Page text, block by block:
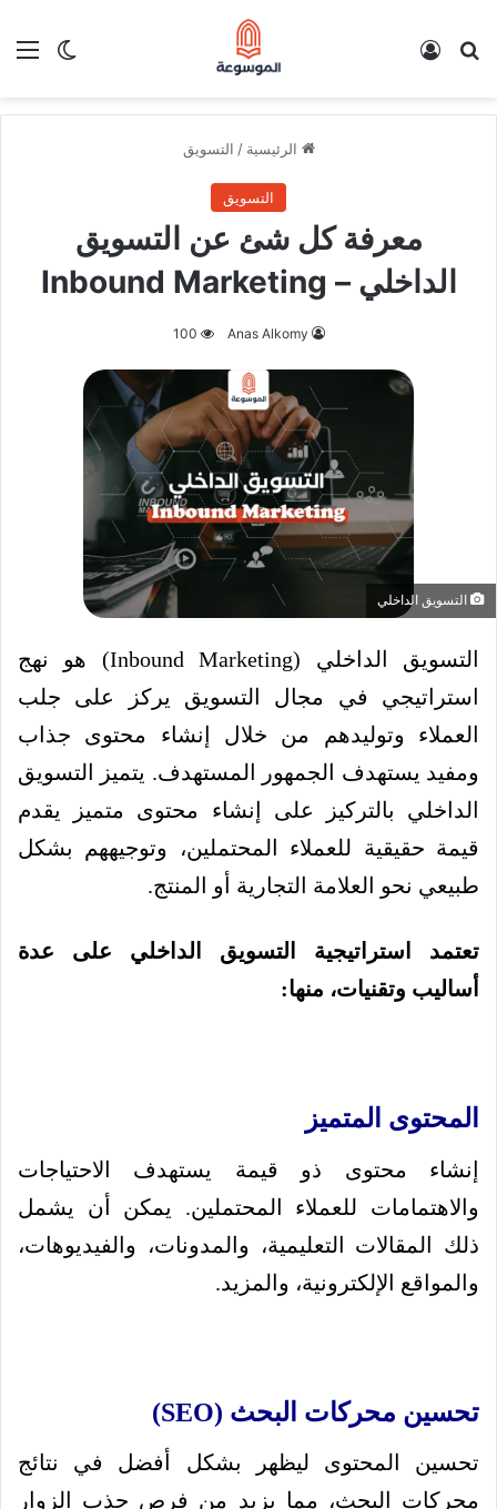
الوضع بحث عن
الرئيسية / التسويق
التسويق
معرفة كل شئ عن التسويق
الداخلي – Inbound Marketing
Anas Alkomy
100
التسويق الداخلي
التسويق الداخلي (Inbound Marketing) هو نهج
استراتيجي في مجال التسويق يركز على جلب
العملاء وتوليدهم من خلال إنشاء محتوى جذاب
ومفيد يستهدف الجمهور المستهدف. يتميز التسويق
الداخلي بالتركيز على إنشاء محتوى متميز يقدم
قيمة حقيقية للعملاء المحتملين، وتوجيههم بشكل
طبيعي نحو العلامة التجارية أو المنتج.
تعتمد استراتيجية التسويق الداخلي على عدة
أساليب وتقنيات، منها:
المحتوى المتميز
إنشاء محتوى ذو قيمة يستهدف الاحتياجات
والاهتمامات للعملاء المحتملين. يمكن أن يشمل
ذلك المقالات التعليمية، والمدونات، والفيديوهات،
والمواقع الإلكترونية، والمزيد.
تحسين محركات البحث (SEO)
تحسين المحتوى ليظهر بشكل أفضل في نتائج
محركات البحث، مما يزيد من فرص جذب الزوار